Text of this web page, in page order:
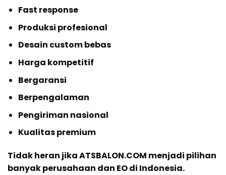
Fast response
Produksi profesional
Desain custom bebas
Harga kompetitif
Bergaransi
Berpengalaman
Pengiriman nasional
Kualitas premium
Tidak heran jika ATSBALON.COM menjadi pilihan
banyak perusahaan dan EO di Indonesia.